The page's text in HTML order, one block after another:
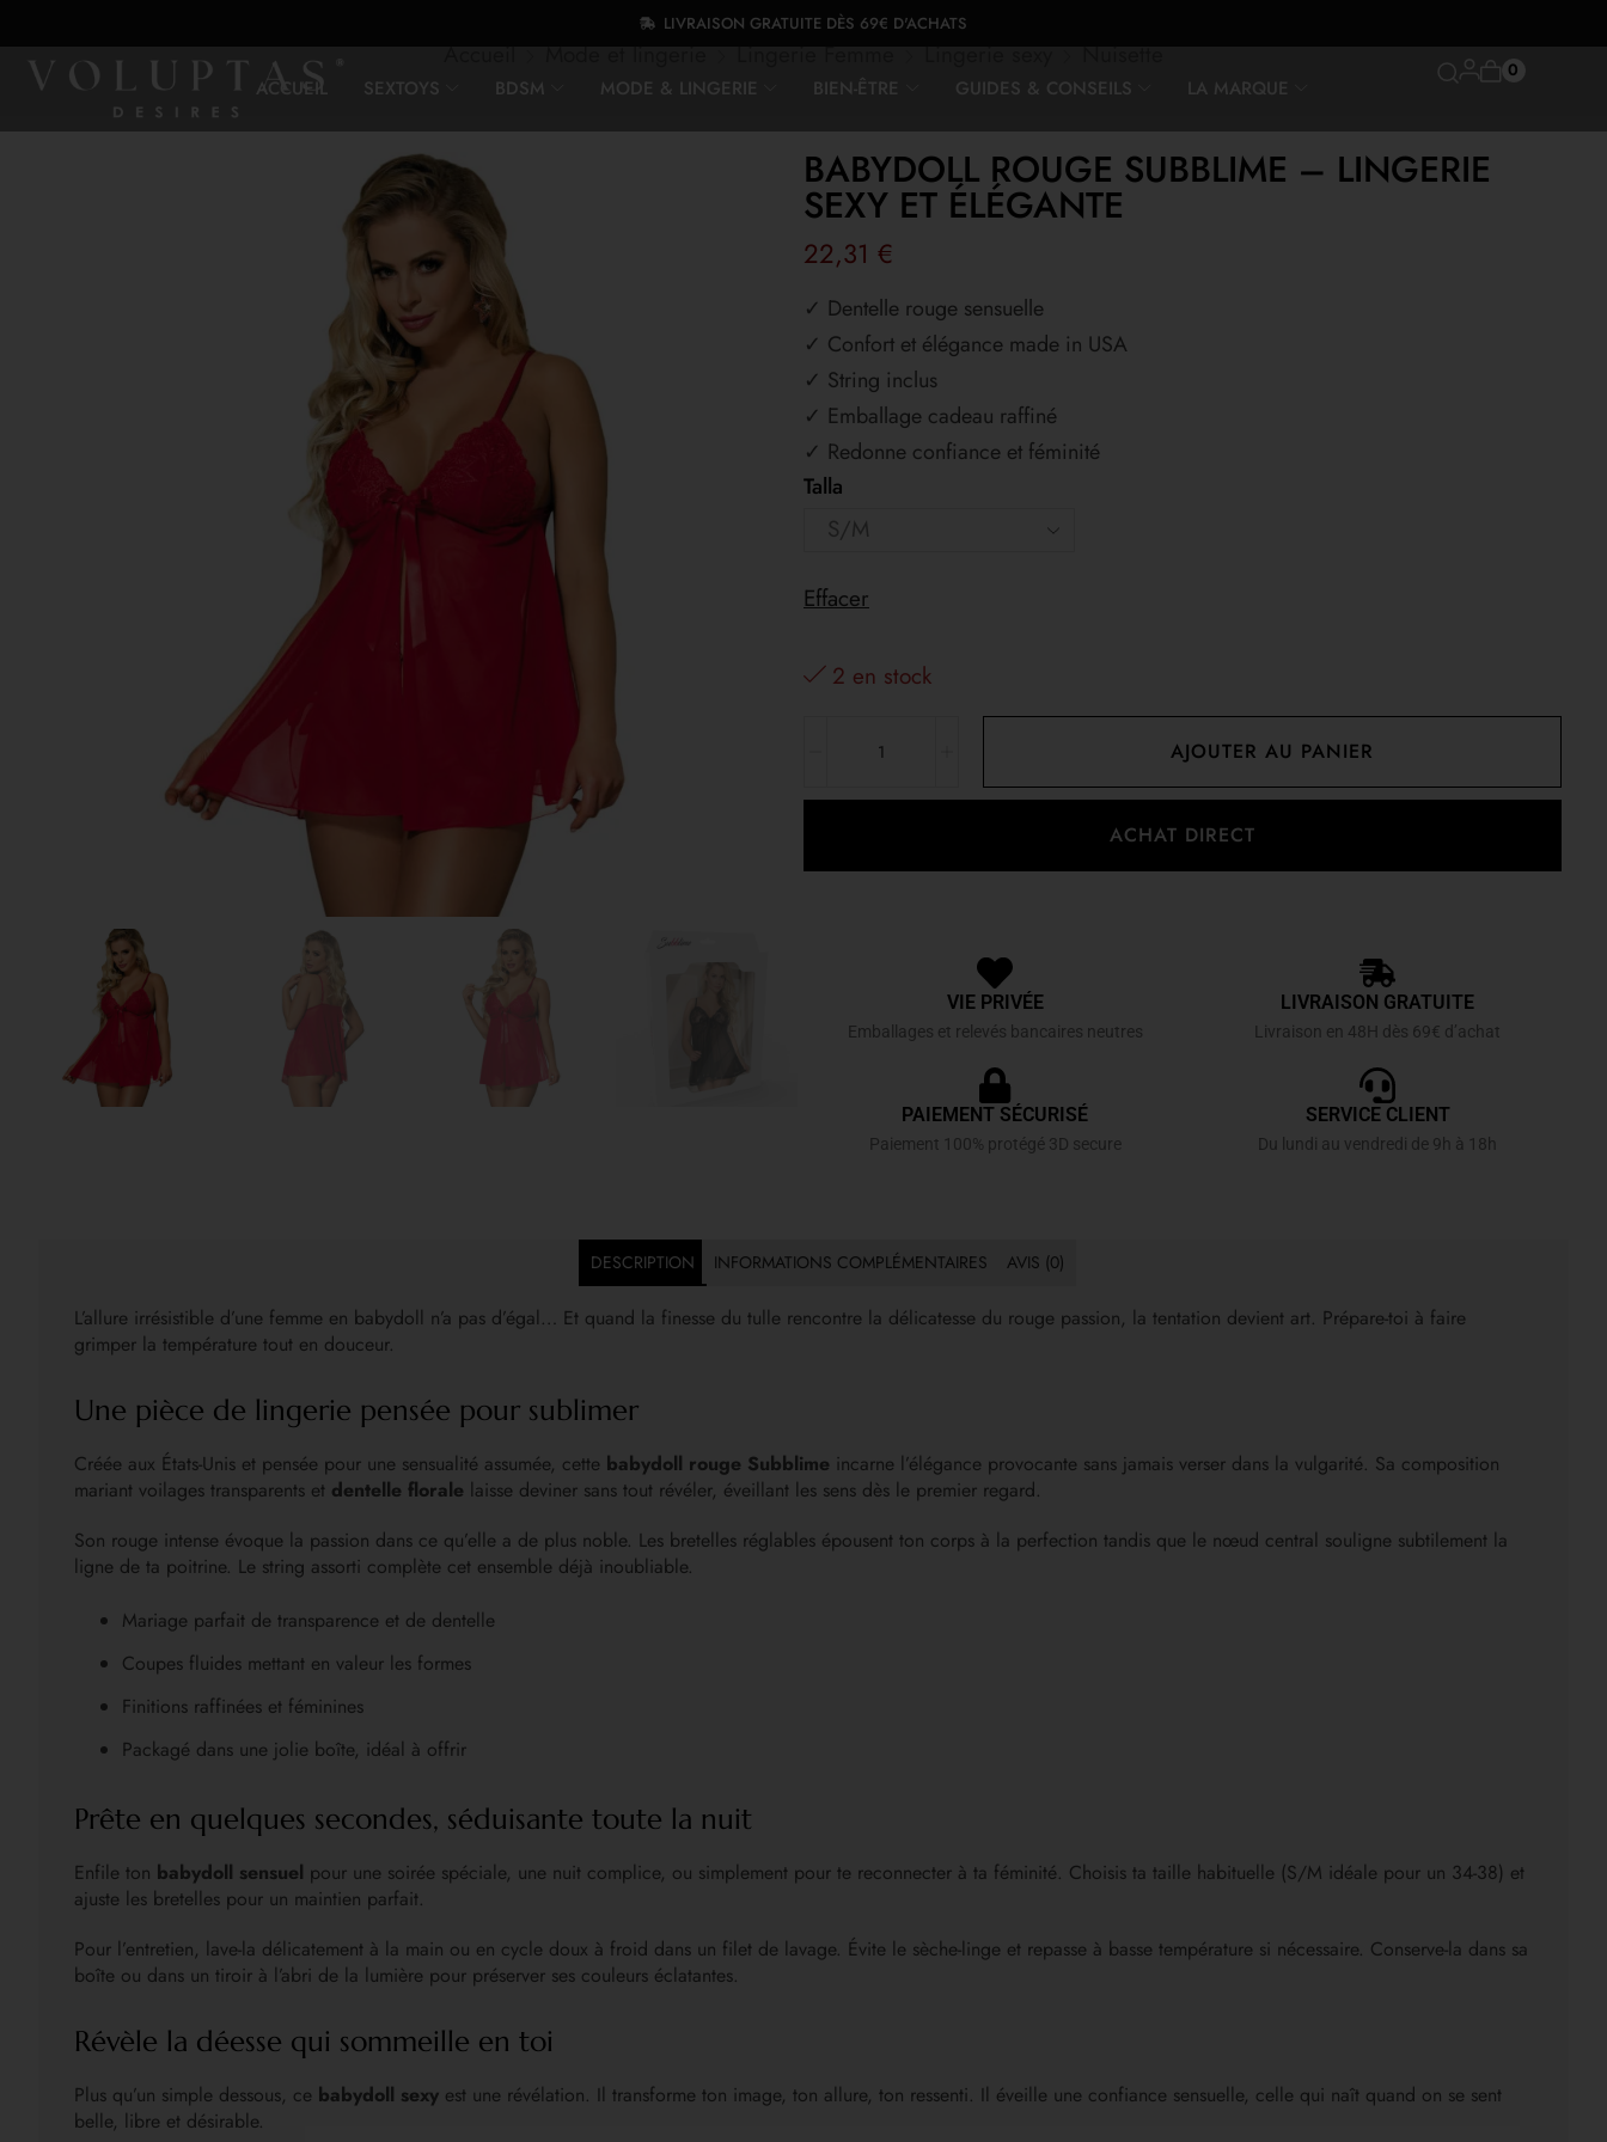
LIVRAISON GRATUITE DÈS 69€ D'ACHATS
ACCUEIL SEXTOYS BDSM MODE & LINGERIE BIEN-ÊTRE GUIDES & CONSEILS LA MARQUE
0
BABYDOLL ROUGE SUBBLIME – LINGERIE
SEXY ET ÉLÉGANTE
22,31 €
✓ Dentelle rouge sensuelle
✓ Confort et élégance made in USA
✓ String inclus
✓ Emballage cadeau raffiné
✓ Redonne confiance et féminité
Talla
Effacer
2 en stock
AJOUTER AU PANIER
ACHAT DIRECT
VIE PRIVÉE
Emballages et relevés bancaires neutres
LIVRAISON GRATUITE
Livraison en 48H dès 69€ d’achat
PAIEMENT SÉCURISÉ
Paiement 100% protégé 3D secure
SERVICE CLIENT
Du lundi au vendredi de 9h à 18h
DESCRIPTION INFORMATIONS COMPLÉMENTAIRES AVIS (0)
L’allure irrésistible d’une femme en babydoll n’a pas d’égal… Et quand la finesse du tulle rencontre la délicatesse du rouge passion, la tentation devient art. Prépare-toi à faire
grimper la température tout en douceur.
Une pièce de lingerie pensée pour sublimer
Créée aux États-Unis et pensée pour une sensualité assumée, cette babydoll rouge Subblime incarne l’élégance provocante sans jamais verser dans la vulgarité. Sa composition
mariant voilages transparents et dentelle florale laisse deviner sans tout révéler, éveillant les sens dès le premier regard.
Son rouge intense évoque la passion dans ce qu’elle a de plus noble. Les bretelles réglables épousent ton corps à la perfection tandis que le nœud central souligne subtilement la
ligne de ta poitrine. Le string assorti complète cet ensemble déjà inoubliable.
Mariage parfait de transparence et de dentelle
Coupes fluides mettant en valeur les formes
Finitions raffinées et féminines
Packagé dans une jolie boîte, idéal à offrir
Prête en quelques secondes, séduisante toute la nuit
Enfile ton babydoll sensuel pour une soirée spéciale, une nuit complice, ou simplement pour te reconnecter à ta féminité. Choisis ta taille habituelle (S/M idéale pour un 34-38) et
ajuste les bretelles pour un maintien parfait.
Pour l’entretien, lave-la délicatement à la main ou en cycle doux à froid dans un filet de lavage. Évite le sèche-linge et repasse à basse température si nécessaire. Conserve-la dans sa
boîte ou dans un tiroir à l’abri de la lumière pour préserver ses couleurs éclatantes.
Révèle la déesse qui sommeille en toi
Plus qu’un simple dessous, ce babydoll sexy est une révélation. Il transforme ton image, ton allure, ton ressenti. Il éveille une confiance sensuelle, celle qui naît quand on se sent
belle, libre et désirable.